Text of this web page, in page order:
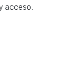
acceso.